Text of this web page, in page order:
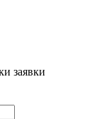
заявки